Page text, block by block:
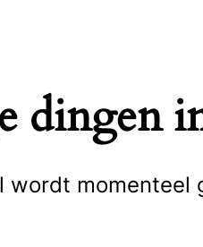
dingen